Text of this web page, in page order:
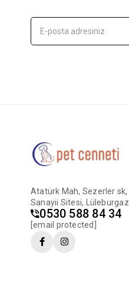
Atatürk Mah, Sezerler sk,
Sanayii Sitesi, Lüleburgaz
0530 588 84 34
[email protected]